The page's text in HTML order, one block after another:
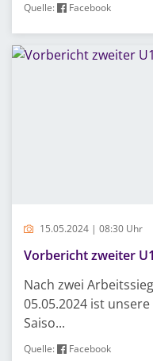
Quelle: Facebook
15.05.2024 | 08:30 Uhr
Vorbericht zweiter
Nach zwei
05.05.2024 ist
Saiso...
Quelle: Facebook